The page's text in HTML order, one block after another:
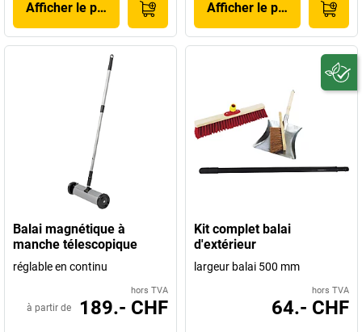
Afficher le produit Afficher le produit
Balai magnétique à
manche télescopique
réglable en continu
hors TVA
à partir de 189.- CHF
Kit complet balai
d'extérieur
largeur balai 500 mm
hors TVA
64.- CHF